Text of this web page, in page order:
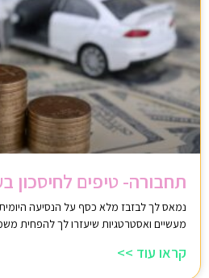
תחבורה- טיפים לחיסכון
נמאס לך לבזבז מלא כסף על הנסיעה
מעשיים ואסטרטגיות שיעזרו לך להפחית
קראו עוד >>